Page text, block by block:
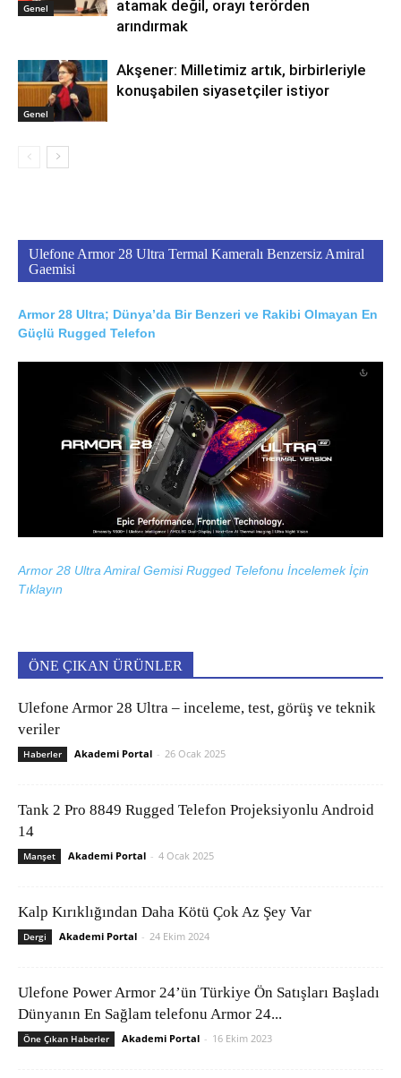
Genel
atamak değil, orayı terörden
arındırmak
Genel
Akşener: Milletimiz artık, birbirleriyle
konuşabilen siyasetçiler istiyor
Ulefone Armor 28 Ultra Termal Kameralı Benzersiz Amiral
Gaemisi
Armor 28 Ultra; Dünya’da Bir Benzeri ve Rakibi Olmayan En
Güçlü Rugged Telefon
Armor 28 Ultra Amiral Gemisi Rugged Telefonu İncelemek İçin
Tıklayın
ÖNE ÇIKAN ÜRÜNLER
Ulefone Armor 28 Ultra – inceleme, test, görüş ve teknik
veriler
Haberler Akademi Portal - 26 Ocak 2025
Tank 2 Pro 8849 Rugged Telefon Projeksiyonlu Android
14
Manşet Akademi Portal - 4 Ocak 2025
Kalp Kırıklığından Daha Kötü Çok Az Şey Var
Dergi Akademi Portal - 24 Ekim 2024
Ulefone Power Armor 24’ün Türkiye Ön Satışları Başladı
Dünyanın En Sağlam telefonu Armor 24...
Öne Çıkan Haberler Akademi Portal - 16 Ekim 2023